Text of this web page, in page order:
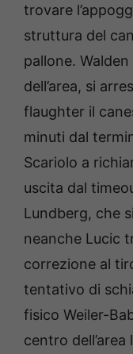
trovare
struttura del
pallone.
dell’area, si
flaughter il
minuti dal
Scariolo a
uscita dal
Lundberg, che
neanche Lucic
correzione al
tentativo di
fisico Weiler-
centro